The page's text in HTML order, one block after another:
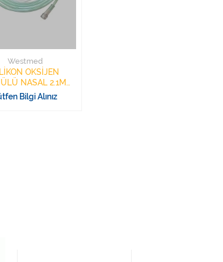
Westmed
OKSİJEN
NASAL 2.1M
WESTMED
Bilgi Alınız